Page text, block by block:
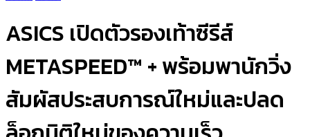
ASICS เปิดตัวรองเท้าซีรีส์
METASPEED™ + พร้อมพานักวิ่ง
สัมผัสประสบการณ์ใหม่และปลด